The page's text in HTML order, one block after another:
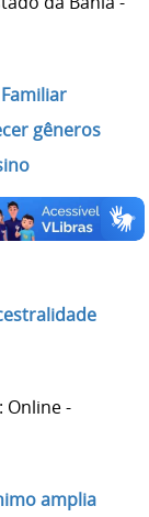
gêneros
Online -
Online -
amplia